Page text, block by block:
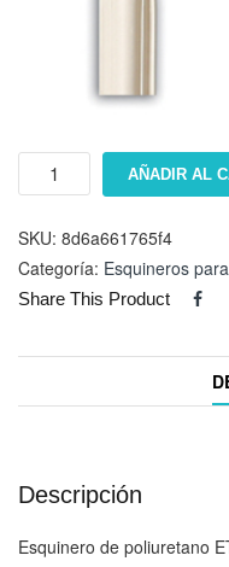
Esquinero
cantidad
AÑADIR AL
SKU: 8d6a661765f4
Categoría: Esquineros
Share This Product
Descripción
Esquinero de poliuretano